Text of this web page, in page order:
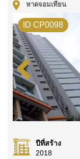
ค้นพบโอกาสในก
คุณ!
ติดต่อ
หรือ อีเมล
WhatsApp ของส
หาดจอมเทียน
ID CP0098
ปีที่สร้าง
2018